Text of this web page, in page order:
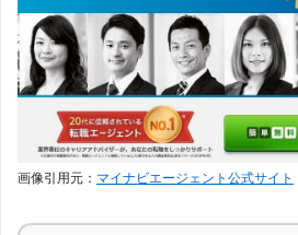
画像引用元： マイナビエージェント公式サイト